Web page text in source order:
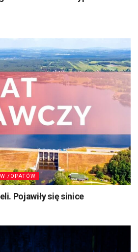
/OPATÓW
Pojawiły się sinice